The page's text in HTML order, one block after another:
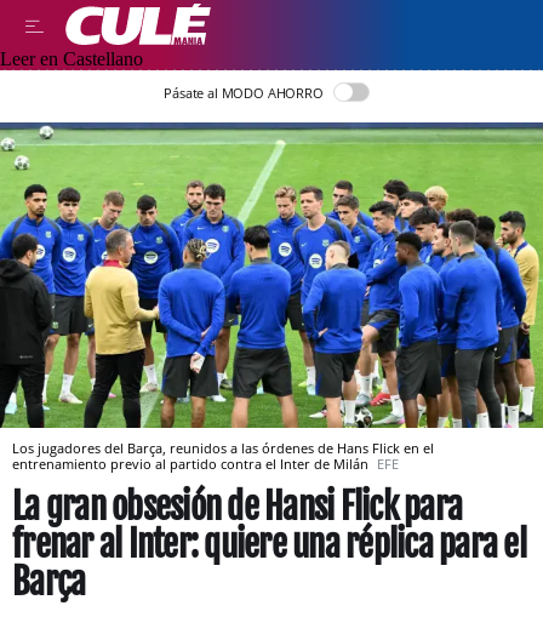
Leer en Castellano
Pásate al MODO AHORRO
Los jugadores del Barça, reunidos a las órdenes de Hans Flick en el
entrenamiento previo al partido contra el Inter de Milán EFE
La gran obsesión de Hansi Flick para
frenar al Inter: quiere una réplica para el
Barça